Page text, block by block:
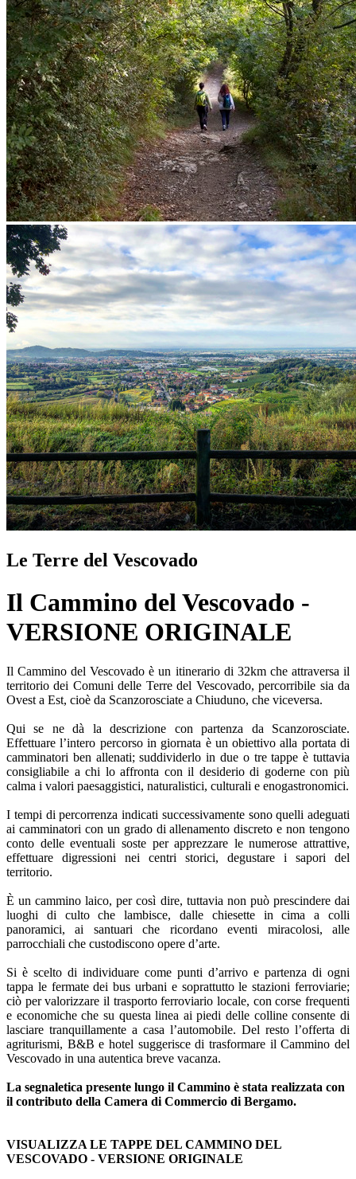
Le Terre del Vescovado
Il Cammino del Vescovado -
VERSIONE ORIGINALE
Il Cammino del Vescovado è un itinerario di 32km che attraversa il
territorio dei Comuni delle Terre del Vescovado, percorribile sia da
Ovest a Est, cioè da Scanzorosciate a Chiuduno, che viceversa.
Qui se ne dà la descrizione con partenza da Scanzorosciate.
Effettuare l’intero percorso in giornata è un obiettivo alla portata di
camminatori ben allenati; suddividerlo in due o tre tappe è tuttavia
consigliabile a chi lo affronta con il desiderio di goderne con più
calma i valori paesaggistici, naturalistici, culturali e enogastronomici.
I tempi di percorrenza indicati successivamente sono quelli adeguati
ai camminatori con un grado di allenamento discreto e non tengono
conto delle eventuali soste per apprezzare le numerose attrattive,
effettuare digressioni nei centri storici, degustare i sapori del
territorio.
È un cammino laico, per così dire, tuttavia non può prescindere dai
luoghi di culto che lambisce, dalle chiesette in cima a colli
panoramici, ai santuari che ricordano eventi miracolosi, alle
parrocchiali che custodiscono opere d’arte.
Si è scelto di individuare come punti d’arrivo e partenza di ogni
tappa le fermate dei bus urbani e soprattutto le stazioni ferroviarie;
ciò per valorizzare il trasporto ferroviario locale, con corse frequenti
e economiche che su questa linea ai piedi delle colline consente di
lasciare tranquillamente a casa l’automobile. Del resto l’offerta di
agriturismi, B&B e hotel suggerisce di trasformare il Cammino del
Vescovado in una autentica breve vacanza.
La segnaletica presente lungo il Cammino è stata realizzata con
il contributo della Camera di Commercio di Bergamo.
VISUALIZZA LE TAPPE DEL CAMMINO DEL
VESCOVADO - VERSIONE ORIGINALE